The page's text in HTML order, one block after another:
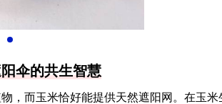
伞的共生智慧
，而玉米恰好能提供天然遮阳网。在玉